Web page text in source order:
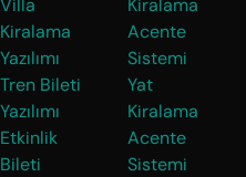
Villa
Kiralama
Yazılımı
Tren Bileti
Yazılımı
Etkinlik
Bileti
Kiralama
Acente
Sistemi
Yat
Kiralama
Acente
Sistemi